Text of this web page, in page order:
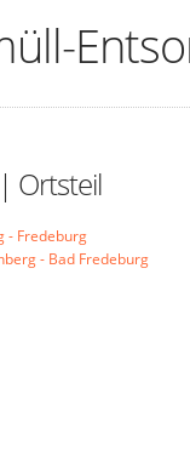
Ortsteil
- Fredeburg
- Bad Fredeburg